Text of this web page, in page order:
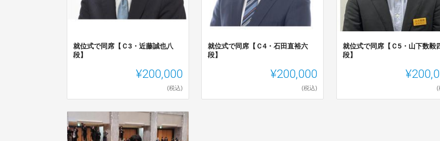
就位式で同席【Ｃ3・近藤誠也八
段】
¥200,000
(税込)
就位式で同席【Ｃ4・石田直裕六
段】
¥200,000
(税込)
就位式で同席【Ｃ5・山下数毅
段】
(